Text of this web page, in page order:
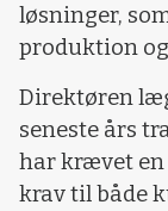
løsninger,
produktion
Direktøren
seneste års
har krævet en
krav til både